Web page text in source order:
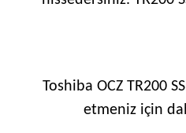
Toshiba OCZ TR200
etmeniz için